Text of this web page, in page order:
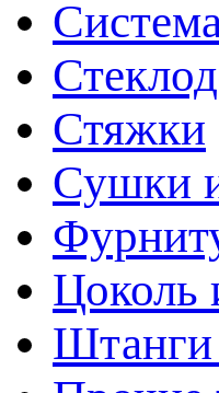
Стяжки
Сушки
Цоколь
Штанги